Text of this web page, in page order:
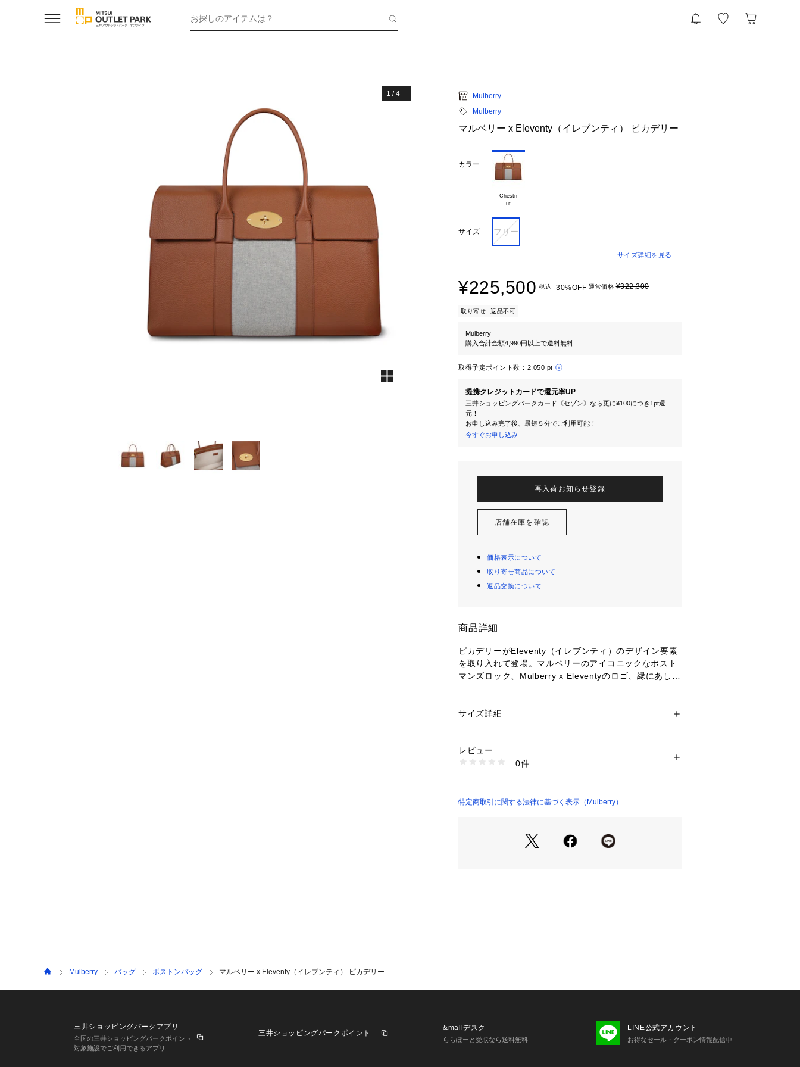
お探しのアイテムは？
1 /4
Mulberry
Mulberry
マルベリー x Eleventy（イレブンティ） ピカデリー
カラー
Chestn
サイズ フリー
サイズ詳細を見る
¥225,500 税込 30%OFF 通常価格¥322,300
取り寄せ 返品不可
Mulberry
購入合計金額4,990円以上で送料無料
取得予定ポイント数： 2,050 pt
提携クレジットカードで還元率UP
三井ショッピングパークカード《セゾン》なら更に¥100につき1pt還
元！
お申し込み完了後、最短５分でご利用可能！
今すぐお申し込み
再入荷お知らせ登録
店舗在庫を確認
価格表示について
取り寄せ商品について
返品交換について
商品詳細
ピカデリーがEleventy（イレブンティ）のデザイン要素
を取り入れて登場。マルベリーのアイコニックなポスト
マンズロック、Mulberry x Eleventyのロゴ、縁にあしら
ストナットカラーのヘビーグレインレザーと柔らかなフ
性別：メンズ
商品番号：
HH9436/000 （ショップ）
サイズ詳細
レビュー
0件
特定商取引に関する法律に基づく表示（Mulberry）
Mulberry バッグ ボストンバッグ マルベリー x Eleventy（イレブンティ） ピカデリー
三井ショッピングパークアプリ
全国の三井ショッピングパークポイント
対象施設でご利用できるアプリ
三井ショッピングパークポイント
&mallデスク
ららぽーと受取なら送料無料
LINE公式アカウント
お得なセール・クーポン情報配信中